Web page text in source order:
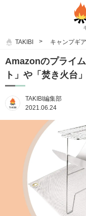
TAKIBI キャンプギ
Amazonのプライ
ト」や「焚き火台
TAKIBI編集部
2021.06.24